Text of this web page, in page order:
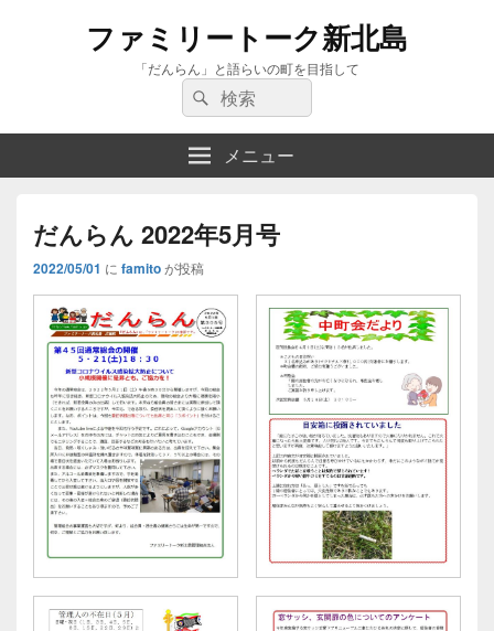
ファミリートーク新北島
「だんらん」と語らいの町を目指して
検
索:
検
索
メニュー
だんらん 2022年5月号
2022/05/01 に famitoが投稿